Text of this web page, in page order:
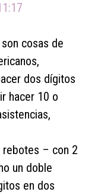
cosas de
dos dígitos
hacer 10 o
rebotes – con 2
un doble
en dos